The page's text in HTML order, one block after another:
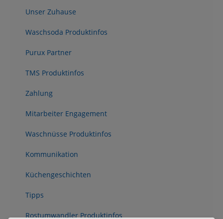
Unser Zuhause
Waschsoda Produktinfos
Purux Partner
TMS Produktinfos
Zahlung
Mitarbeiter Engagement
Waschnüsse Produktinfos
Kommunikation
Küchengeschichten
Tipps
Rostumwandler Produktinfos